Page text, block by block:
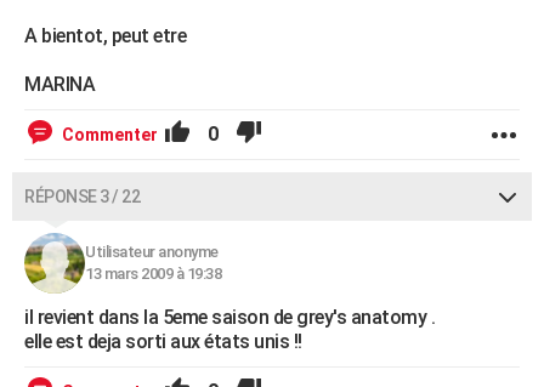
A bientot, peut etre
MARINA
Commenter 0
RÉPONSE 3 / 22
Utilisateur anonyme
13 mars 2009 à 19:38
il revient dans la 5eme saison de grey's anatomy .
elle est deja sorti aux états unis !!